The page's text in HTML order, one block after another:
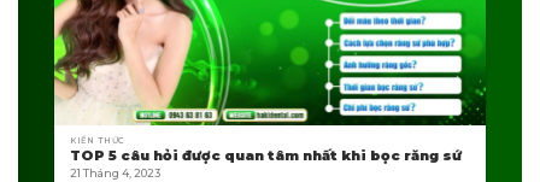
KIẾN THỨC
TOP 5 câu hỏi được quan tâm nhất khi bọc răng sứ
21 Tháng 4, 2023